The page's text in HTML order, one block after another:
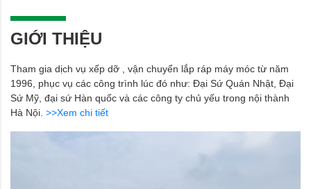
GIỚI THIỆU
Tham gia dịch vụ xếp dỡ , vận chuyển lắp ráp máy móc từ năm
1996, phục vụ các công trình lúc đó như: Đại Sứ Quán Nhật, Đại
Sứ Mỹ, đại sứ Hàn quốc và các công ty chủ yếu trong nội thành
Hà Nội. >>Xem chi tiết